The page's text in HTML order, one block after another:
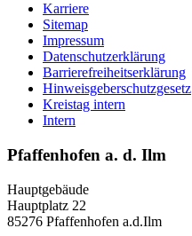
Karriere
Sitemap
Impressum
Datenschutzerklärung
Barrierefreiheitserklärung
Hinweisgeberschutzgesetz
Kreistag intern
Intern
Pfaffenhofen a. d. Ilm
Hauptgebäude
Hauptplatz 22
85276 Pfaffenhofen a.d.Ilm